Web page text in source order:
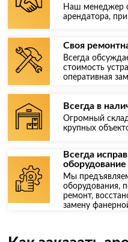
Наш менеджер
арендатора,
Своя
Всегда
стоимость
оперативная
Всегда в
Огромный
крупных
Всегда
Мы
оборудования,
ремонт,
замену